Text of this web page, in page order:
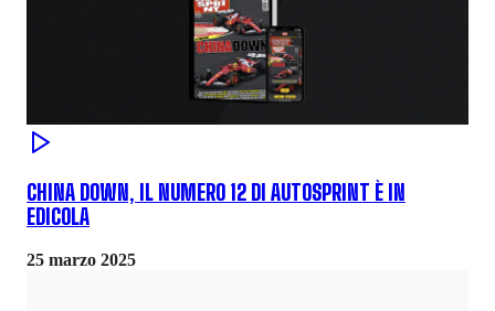
CHINA DOWN, IL NUMERO 12 DI AUTOSPRINT È IN
EDICOLA
25 marzo 2025